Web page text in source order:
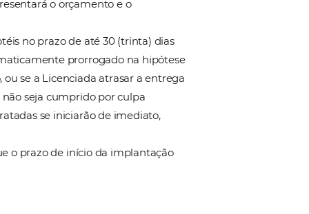
para utilizar seus acessos, cabendo-lhe fazer
qualquer navegador, tendo alguns recursos que,
e poderá ser necessário que a Licenciada instale
responsabilidade.
deverá seguir os procedimentos que lhe
ao Software Licenciado.
pela Licenciadora para ter acesso a
por escrito, as informações